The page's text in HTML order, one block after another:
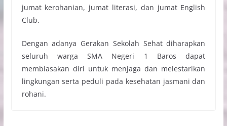
jumat kerohanian, jumat literasi, dan jumat English
Club.
Dengan adanya Gerakan Sekolah Sehat diharapkan
seluruh warga SMA Negeri 1 Baros dapat
membiasakan diri untuk menjaga dan melestarikan
lingkungan serta peduli pada kesehatan jasmani dan
rohani.